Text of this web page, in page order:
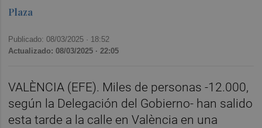
Plaza
Publicado: 08/03/2025 · 18:52
Actualizado: 08/03/2025 · 22:05
VALÈNCIA (EFE). Miles de personas -12.000,
según la Delegación del Gobierno- han salido
esta tarde a la calle en València en una